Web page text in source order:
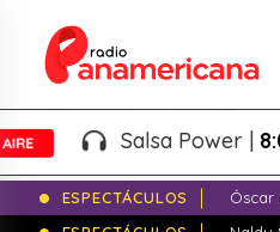
Salsa Power |
ESPECTÁCULOS
Óscar